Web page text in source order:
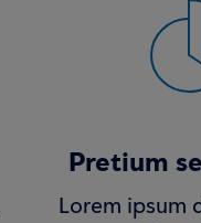
Pretium
Lorem ipsum